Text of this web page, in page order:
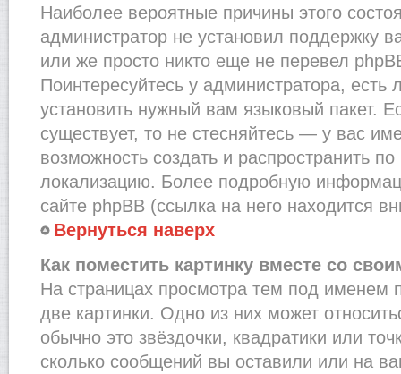
Наиболее вероятные причины этого
администратор не установил поддержку
или же просто никто еще не перевел
Поинтересуйтесь у администратора, есть
установить нужный вам языковый пакет.
существует, то не стесняйтесь — у вас
возможность создать и распространить
локализацию. Более подробную
сайте phpBB (ссылка на него находится
Вернуться наверх
Как поместить картинку вместе со
На страницах просмотра тем под именем
две картинки. Одно из них может
обычно это звёздочки, квадратики или
сколько сообщений вы оставили или на